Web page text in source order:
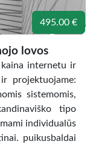
495.00 €
lovos
internetu ir
projektuojame:
sistemomis,
tipo
individualūs
puikusbaldai